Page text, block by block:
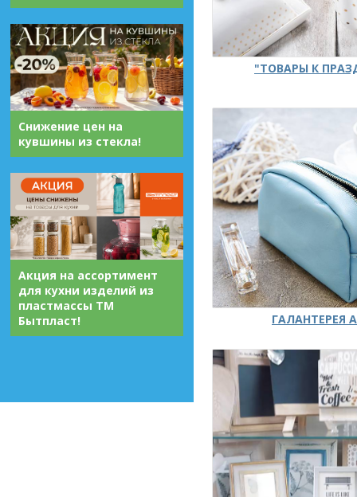
Снижение цен на
кувшины из стекла!
Акция на ассортимент
для кухни изделий из
пластмассы ТМ
Бытпласт!
"ТОВАРЫ К
ГАЛАНТЕРЕЯ